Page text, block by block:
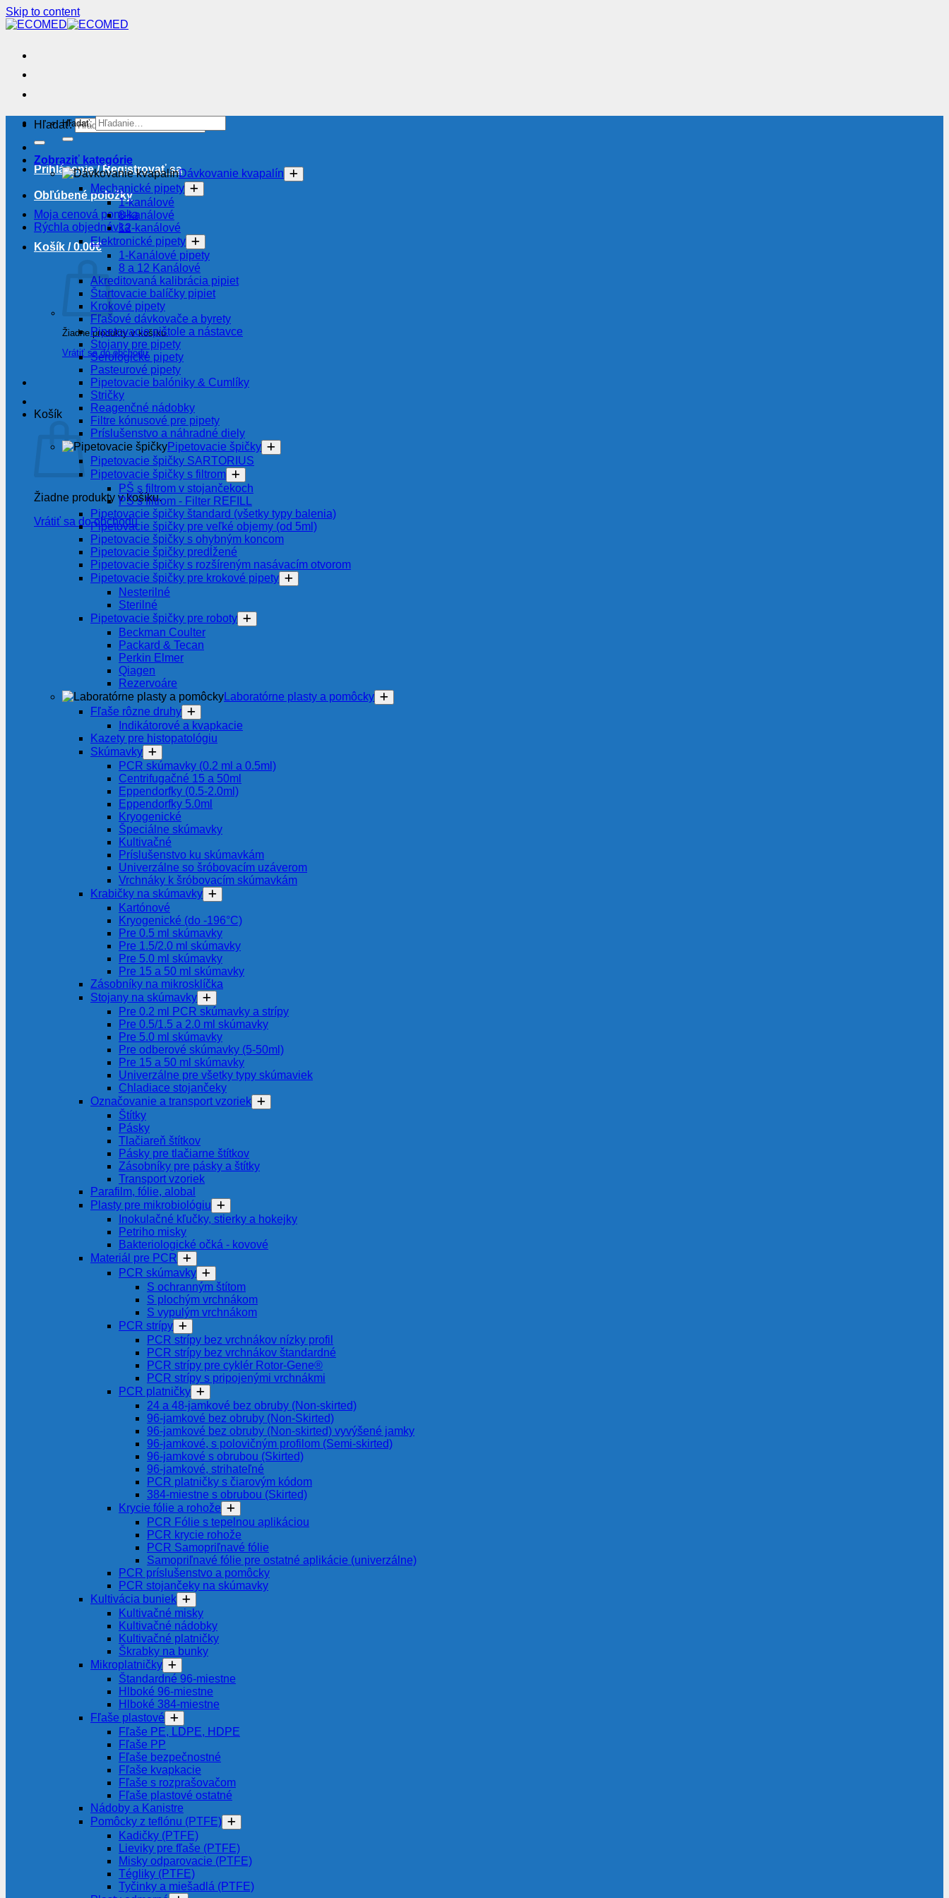
Skip to content
Hľadať:
Prihlásenie / Registrovať sa
Obľúbené položky
Moja cenová ponuka
Rýchla objednávka
Košík /0.00€
Žiadne produkty v košíku.
Vrátiť sa do obchodu
Košík
Žiadne produkty v košíku.
Vrátiť sa do obchodu
Hľadať:
Zobraziť kategórie
Dávkovanie kvapalín
Mechanické pipety
1-kanálové
8-kanálové
12-kanálové
Elektronické pipety
1-Kanálové pipety
8 a 12 Kanálové
Akreditovaná kalibrácia pipiet
Štartovacie balíčky pipiet
Krokové pipety
Fľašové dávkovače a byrety
Pipetovacie pištole a nástavce
Stojany pre pipety
Serologické pipety
Pasteurové pipety
Pipetovacie balóniky & Cumlíky
Stričky
Reagenčné nádobky
Filtre kónusové pre pipety
Príslušenstvo a náhradné diely
Pipetovacie špičky
Pipetovacie špičky SARTORIUS
Pipetovacie špičky s filtrom
PŠ s filtrom v stojančekoch
PŠ s filtrom - Filter REFILL
Pipetovacie špičky štandard (všetky typy balenia)
Pipetovacie špičky pre veľké objemy (od 5ml)
Pipetovacie špičky s ohybným koncom
Pipetovacie špičky predĺžené
Pipetovacie špičky s rozšíreným nasávacím otvorom
Pipetovacie špičky pre krokové pipety
Nesterilné
Sterilné
Pipetovacie špičky pre roboty
Beckman Coulter
Packard & Tecan
Perkin Elmer
Qiagen
Rezervoáre
Laboratórne plasty a pomôcky
Fľaše rôzne druhy
Indikátorové a kvapkacie
Kazety pre histopatológiu
Skúmavky
PCR skúmavky (0.2 ml a 0.5ml)
Centrifugačné 15 a 50ml
Eppendorfky (0.5-2.0ml)
Eppendorfky 5.0ml
Kryogenické
Špeciálne skúmavky
Kultivačné
Príslušenstvo ku skúmavkám
Univerzálne so šróbovacím uzáverom
Vrchnáky k šróbovacím skúmavkám
Krabičky na skúmavky
Kartónové
Kryogenické (do -196°C)
Pre 0.5 ml skúmavky
Pre 1.5/2.0 ml skúmavky
Pre 5.0 ml skúmavky
Pre 15 a 50 ml skúmavky
Zásobníky na mikrosklíčka
Stojany na skúmavky
Pre 0.2 ml PCR skúmavky a strípy
Pre 0.5/1.5 a 2.0 ml skúmavky
Pre 5.0 ml skúmavky
Pre odberové skúmavky (5-50ml)
Pre 15 a 50 ml skúmavky
Univerzálne pre všetky typy skúmaviek
Chladiace stojančeky
Označovanie a transport vzoriek
Štítky
Pásky
Tlačiareň štítkov
Pásky pre tlačiarne štítkov
Zásobníky pre pásky a štítky
Transport vzoriek
Parafilm, fólie, alobal
Plasty pre mikrobiológiu
Inokulačné kľučky, stierky a hokejky
Petriho misky
Bakteriologické očká - kovové
Materiál pre PCR
PCR skúmavky
S ochranným štítom
S plochým vrchnákom
S vypulým vrchnákom
PCR strípy
PCR strípy bez vrchnákov nízky profil
PCR strípy bez vrchnákov štandardné
PCR strípy pre cyklér Rotor-Gene®
PCR strípy s pripojenými vrchnákmi
PCR platničky
24 a 48-jamkové bez obruby (Non-skirted)
96-jamkové bez obruby (Non-Skirted)
96-jamkové bez obruby (Non-skirted) vyvýšené jamky
96-jamkové, s polovičným profilom (Semi-skirted)
96-jamkové s obrubou (Skirted)
96-jamkové, strihateľné
PCR platničky s čiarovým kódom
384-miestne s obrubou (Skirted)
Krycie fólie a rohože
PCR Fólie s tepelnou aplikáciou
PCR krycie rohože
PCR Samopriľnavé fólie
Samopriľnavé fólie pre ostatné aplikácie (univerzálne)
PCR príslušenstvo a pomôcky
PCR stojančeky na skúmavky
Kultivácia buniek
Kultivačné misky
Kultivačné nádobky
Kultivačné platničky
Škrabky na bunky
Mikroplatničky
Štandardné 96-miestne
Hlboké 96-miestne
Hlboké 384-miestne
Fľaše plastové
Fľaše PE, LDPE, HDPE
Fľaše PP
Fľaše bezpečnostné
Fľaše kvapkacie
Fľaše s rozprašovačom
Fľaše plastové ostatné
Nádoby a Kanistre
Pomôcky z teflónu (PTFE)
Kadičky (PTFE)
Lieviky pre fľaše (PTFE)
Misky odparovacie (PTFE)
Tégliky (PTFE)
Tyčinky a miešadlá (PTFE)